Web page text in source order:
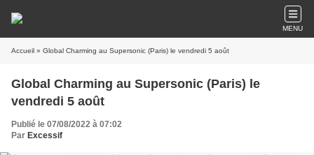
MENU
Accueil » Global Charming au Supersonic (Paris) le vendredi 5 août
Global Charming au Supersonic (Paris) le
vendredi 5 août
Publié le 07/08/2022 à 07:02
Par Excessif